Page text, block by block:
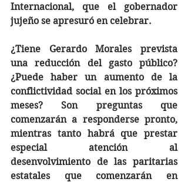
Internacional, que el gobernador
jujeño se apresuró en celebrar.
¿Tiene Gerardo Morales prevista
una reducción del gasto público?
¿Puede haber un aumento de la
conflictividad social en los próximos
meses? Son preguntas que
comenzarán a responderse pronto,
mientras tanto habrá que prestar
especial atención al
desenvolvimiento de las paritarias
estatales que comenzarán en